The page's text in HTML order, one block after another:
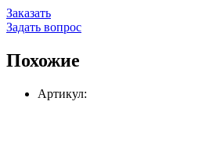
Заказать
Задать вопрос
Похожие
Артикул: